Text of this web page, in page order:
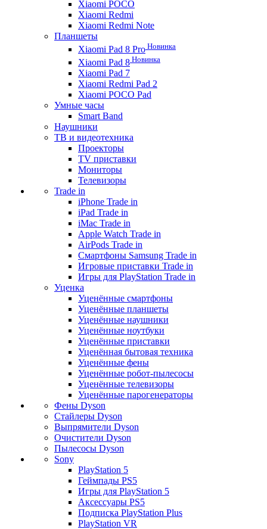
Xiaomi POCO
Xiaomi Redmi
Xiaomi Redmi Note
Планшеты
Xiaomi Pad 8 Pro Новинка
Xiaomi Pad 8 Новинка
Xiaomi Pad 7
Xiaomi Redmi Pad 2
Xiaomi POCO Pad
Умные часы
Smart Band
Наушники
ТВ и видеотехника
Проекторы
TV приставки
Мониторы
Телевизоры
Trade in
iPhone Trade in
iPad Trade in
iMac Trade in
Apple Watch Trade in
AirPods Trade in
Смартфоны Samsung Trade in
Игровые приставки Trade in
Игры для PlayStation Trade in
Уценка
Уценённые смартфоны
Уценённые планшеты
Уценённые наушники
Уценённые ноутбуки
Уценённые приставки
Уценённая бытовая техника
Уценённые фены
Уценённые робот-пылесосы
Уценённые телевизоры
Уценённые парогенераторы
Фены Dyson
Стайлеры Dyson
Выпрямители Dyson
Очистители Dyson
Пылесосы Dyson
Sony
PlayStation 5
Геймпады PS5
Игры для PlayStation 5
Аксессуары PS5
Подписка PlayStation Plus
PlayStation VR